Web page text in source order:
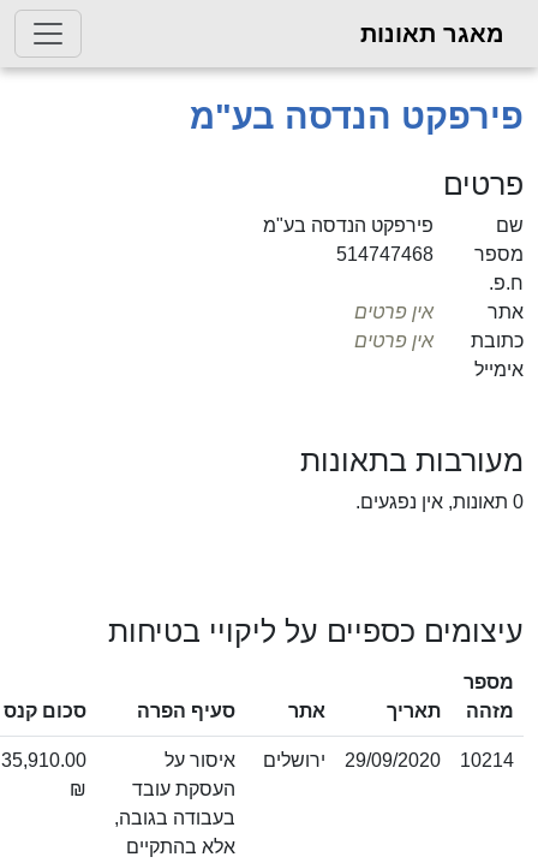
תאונות
הנדסה בע"מ
פירפקט הנדסה בע"מ
514747468
אין פרטים
אין פרטים
בתאונות
כספיים על ליקויי בטיחות
תאריך אתר סעיף הפרה סכום קנס
ערעור
29/09/2020 ירושלים
איסור על
העסקת עובד
בעבודה בגובה,
אלא בהתקיים
35,910.00
₪